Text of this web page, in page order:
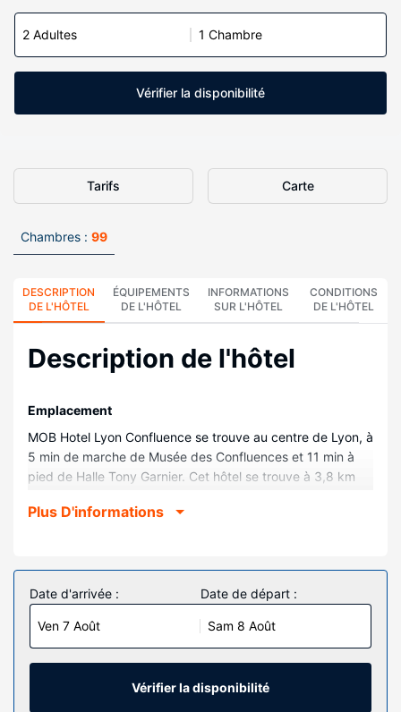
2 Adultes 1 Chambre
Vérifier la disponibilité
Tarifs Carte
Chambres : 99
DESCRIPTION
DE L'HÔTEL
ÉQUIPEMENTS
DE L'HÔTEL
INFORMATIONS
SUR L'HÔTEL
CONDITIONS
DE L'HÔTEL
Description de l'hôtel
Emplacement
MOB Hotel Lyon Confluence se trouve au centre de Lyon, à
5 min de marche de Musée des Confluences et 11 min à
pied de Halle Tony Garnier. Cet hôtel se trouve à 3,8 km
Chambres
invitent à la détente. Les chambres sont dotées d'un
balcon. L'accès Wi-Fi à Internet gratuit vous permet de
rester en contact avec le reste du monde. Une salle de
bain privée avec une douche est à votre disposition. Vous
y trouvez également un pommeau de douche à « effet
pluie » et un sèche-cheveux.
Les services sur place
Plus D'informations
Date d'arrivée :
Ven 7 Août
Date de départ :
Sam 8 Août
Vérifier la disponibilité